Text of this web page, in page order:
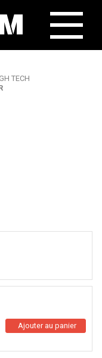
TECH
Ajouter au panier